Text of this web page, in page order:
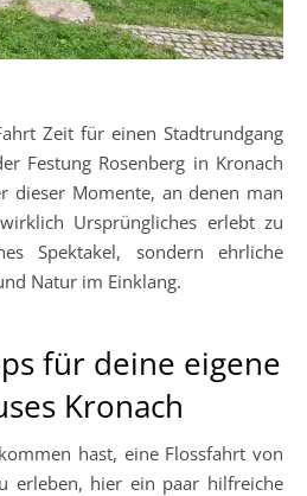
Zeit für einen Stadtrundgang
Festung Rosenberg in Kronach
dieser Momente, an denen man
Ursprüngliches erlebt zu
Spektakel, sondern ehrliche
Natur im Einklang.
für deine eigene
Kronach
hast, eine Flossfahrt von
erleben, hier ein paar hilfreiche